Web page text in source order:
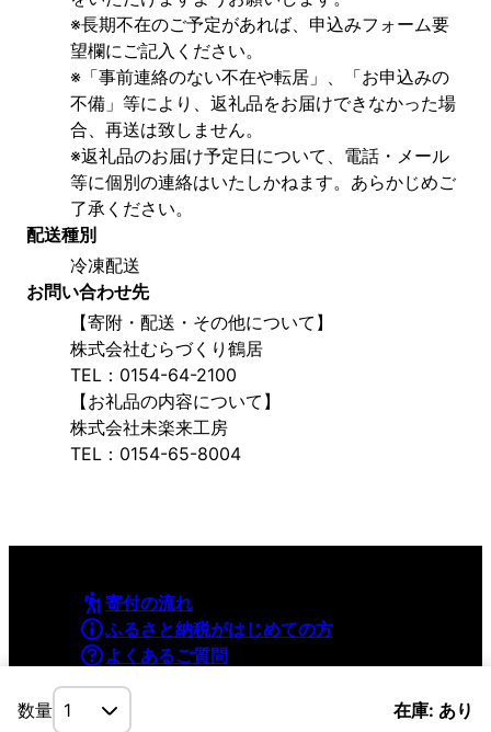
数量 在庫: あり
※長期不在のご予定があれば、申込みフォーム要
望欄にご記入ください。
※「事前連絡のない不在や転居」、「お申込みの
不備」等により、返礼品をお届けできなかった場
合、再送は致しません。
※返礼品のお届け予定日について、電話・メール
等に個別の連絡はいたしかねます。あらかじめご
了承ください。
配送種別
冷凍配送
お問い合わせ先
【寄附・配送・その他について】
株式会社むらづくり鶴居
TEL：0154-64-2100
【お礼品の内容について】
株式会社未楽来工房
TEL：0154-65-8004
寄付の流れ
ふるさと納税がはじめての方
よくあるご質問
利用規約
プライバシーポリシー